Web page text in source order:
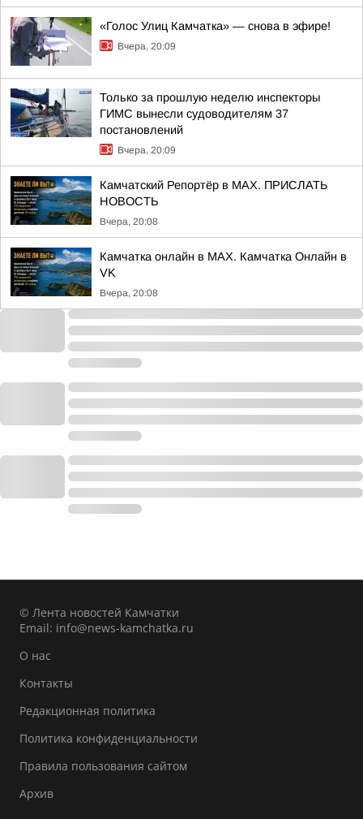
«Голос Улиц Камчатка» — снова в эфире!
Вчера, 20:09
Только за прошлую неделю инспекторы
ГИМС вынесли судоводителям 37
постановлений
Вчера, 20:09
Камчатский Репортёр в MAX. ПРИСЛАТЬ
НОВОСТЬ
Вчера, 20:08
Камчатка онлайн в MAX. Камчатка Онлайн в
VK
Вчера, 20:08
© Лента новостей Камчатки
Email: info@news-kamchatka.ru
О нас
Контакты
Редакционная политика
Политика конфиденциальности
Правила пользования сайтом
Архив